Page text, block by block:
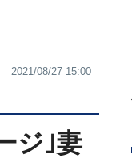
2021/08/27 15:00
ジ｣妻